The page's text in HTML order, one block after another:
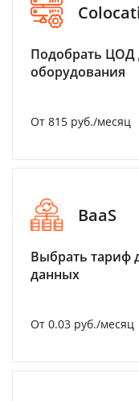
Подобрать ЦОД
оборудования
От 815 руб./месяц
BaaS
Выбрать тариф
данных
От 0.03 руб./месяц